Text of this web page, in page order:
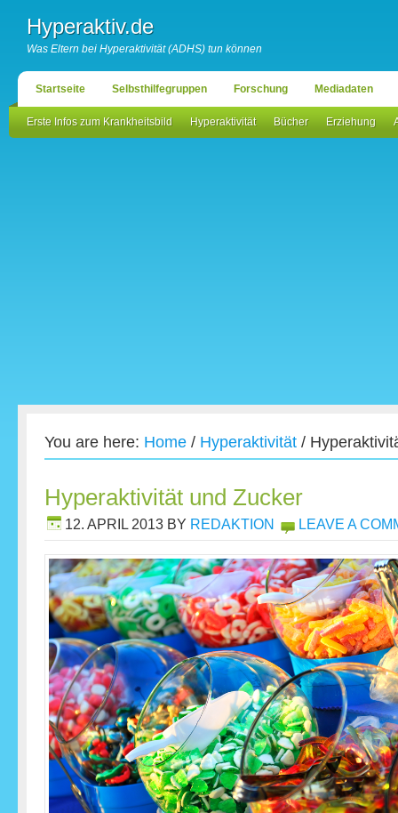
Hyperaktiv.de
Was Eltern bei Hyperaktivität (ADHS) tun können
Startseite Selbsthilfegruppen Forschung Mediadaten
Erste Infos zum Krankheitsbild Hyperaktivität Bücher Erziehung
You are here: Home / Hyperaktivität /
Hyperaktivität und Zucker
12. APRIL 2013 BY REDAKTION LEAVE A